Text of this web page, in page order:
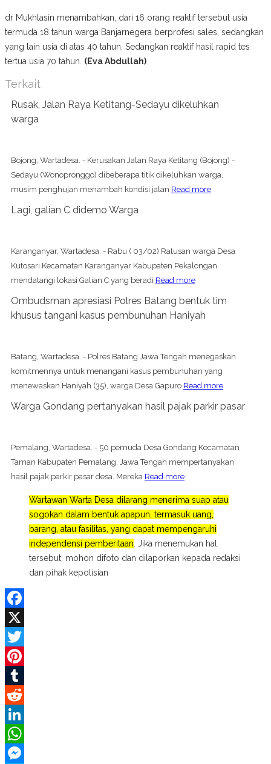
dr Mukhlasin menambahkan, dari 16 orang reaktif tersebut usia
termuda 18 tahun warga Banjarnegera berprofesi sales, sedangkan
yang lain usia di atas 40 tahun. Sedangkan reaktif hasil rapid tes
tertua usia 70 tahun. (Eva Abdullah)
Terkait
Rusak, Jalan Raya Ketitang-Sedayu dikeluhkan
warga
Bojong, Wartadesa. - Kerusakan Jalan Raya Ketitang (Bojong) -
Sedayu (Wonopronggo) dibeberapa titik dikeluhkan warga,
musim penghujan menambah kondisi jalan Read more
Lagi, galian C didemo Warga
Karanganyar, Wartadesa. - Rabu ( 03/02) Ratusan warga Desa
Kutosari Kecamatan Karanganyar Kabupaten Pekalongan
mendatangi lokasi Galian C yang beradi Read more
Ombudsman apresiasi Polres Batang bentuk tim
khusus tangani kasus pembunuhan Haniyah
Batang, Wartadesa. - Polres Batang Jawa Tengah menegaskan
komitmennya untuk menangani kasus pembunuhan yang
menewaskan Haniyah (35), warga Desa Gapuro Read more
Warga Gondang pertanyakan hasil pajak parkir pasar
Pemalang, Wartadesa. - 50 pemuda Desa Gondang Kecamatan
Taman Kabupaten Pemalang, Jawa Tengah mempertanyakan
hasil pajak parkir pasar desa. Mereka Read more
Wartawan Warta Desa dilarang menerima suap atau
sogokan dalam bentuk apapun, termasuk uang,
barang, atau fasilitas, yang dapat mempengaruhi
independensi pemberitaan . Jika menemukan hal
tersebut, mohon difoto dan dilaporkan kepada redaksi
dan pihak kepolisian
Facebook
X
Twitter
Pinterest
Tumblr
Reddit
LinkedIn
WhatsApp